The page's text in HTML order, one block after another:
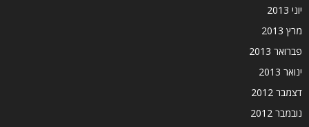
יוני 2013
מרץ 2013
פברואר 2013
ינואר 2013
דצמבר 2012
נובמבר 2012